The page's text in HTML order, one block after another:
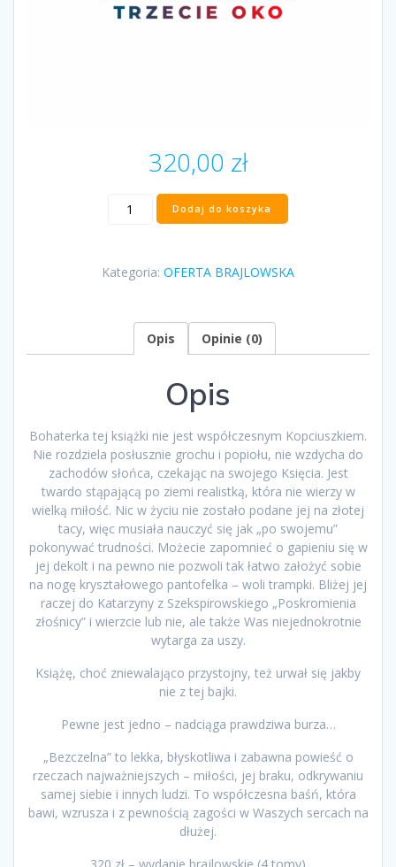
320,00 zł
ilość
„Bezczelna”
Dodaj do koszyka
Kategoria: OFERTA BRAJLOWSKA
Opis Opinie (0)
Opis
Bohaterka tej książki nie jest współczesnym Kopciuszkiem.
Nie rozdziela posłusznie grochu i popiołu, nie wzdycha do
zachodów słońca, czekając na swojego Księcia. Jest
twardo stąpającą po ziemi realistką, która nie wierzy w
wielką miłość. Nic w życiu nie zostało podane jej na złotej
tacy, więc musiała nauczyć się jak „po swojemu”
pokonywać trudności. Możecie zapomnieć o gapieniu się w
jej dekolt i na pewno nie pozwoli tak łatwo założyć sobie
na nogę kryształowego pantofelka – woli trampki. Bliżej jej
raczej do Katarzyny z Szekspirowskiego „Poskromienia
złośnicy” i wierzcie lub nie, ale także Was niejednokrotnie
wytarga za uszy.
Książę, choć zniewalająco przystojny, też urwał się jakby
nie z tej bajki.
Pewne jest jedno – nadciąga prawdziwa burza…
„Bezczelna” to lekka, błyskotliwa i zabawna powieść o
rzeczach najważniejszych – miłości, jej braku, odkrywaniu
samej siebie i innych ludzi. To współczesna baśń, która
bawi, wzrusza i z pewnością zagości w Waszych sercach na
dłużej.